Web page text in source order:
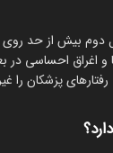
دوم بیش از حد
و اغراق احساسی
پزشکان را